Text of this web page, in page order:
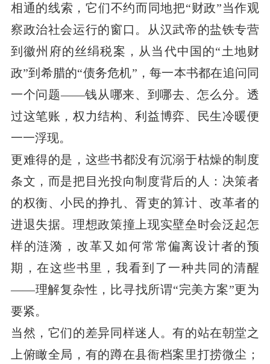
相通的线索，它们不约而同地把“财政”当作观
察政治社会运行的窗口。从汉武帝的盐铁专营
到徽州府的丝绢税案，从当代中国的“土地财
政”到希腊的“债务危机”，每一本书都在追问同
一个问题——钱从哪来、到哪去、怎么分。透
过这笔账，权力结构、利益博弈、民生冷暖便
一一浮现。
更难得的是，这些书都没有沉溺于枯燥的制度
条文，而是把目光投向制度背后的人：决策者
的权衡、小民的挣扎、胥吏的算计、改革者的
进退失据。理想政策撞上现实壁垒时会泛起怎
样的涟漪，改革又如何常常偏离设计者的预
期，在这些书里，我看到了一种共同的清醒
——理解复杂性，比寻找所谓“完美方案”更为
要紧。
当然，它们的差异同样迷人。有的站在朝堂之
上俯瞰全局，有的蹲在县衙档案里打捞微尘；